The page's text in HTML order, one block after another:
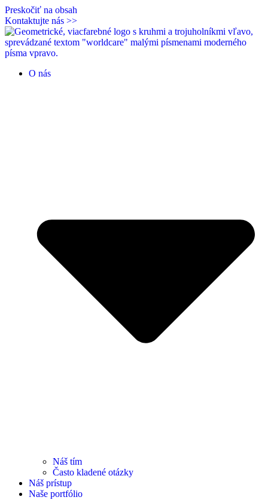
Preskočiť na obsah
Kontaktujte nás >>
O nás
Náš tím
Často kladené otázky
Náš prístup
Naše portfólio